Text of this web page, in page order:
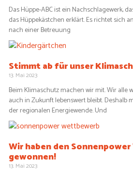
Das Hüppe-ABC ist ein Nachschlagewerk,
das Hüppekästchen erklärt. Es richtet sich
nach einer Betreuung
Stimmt ab für unser
13. Mai 2023
Beim Klimaschutz machen wir mit. Wir alle
auch in Zukunft lebenswert bleibt. Deshalb
der regionalen Energiewende. Und
Wir haben den
gewonnen!
13. Mai 2023